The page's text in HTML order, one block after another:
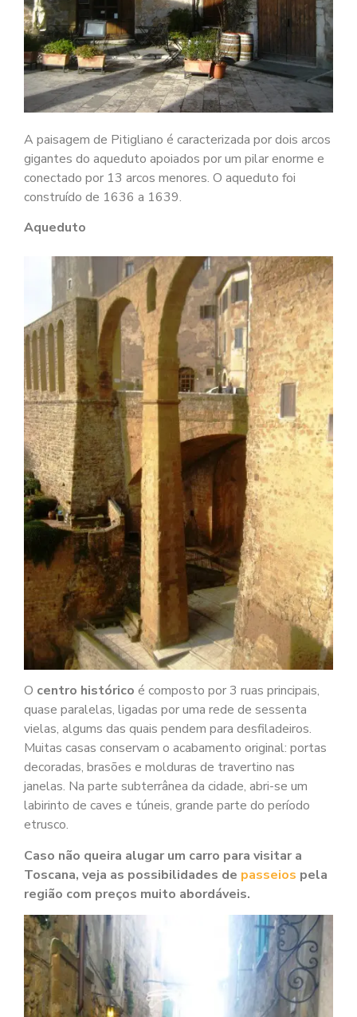
A paisagem de Pitigliano é caracterizada por dois arcos
gigantes do aqueduto apoiados por um pilar enorme e
conectado por 13 arcos menores. O aqueduto foi
construído de 1636 a 1639.
Aqueduto
O centro histórico é composto por 3 ruas principais,
quase paralelas, ligadas por uma rede de sessenta
vielas, algums das quais pendem para desfiladeiros.
Muitas casas conservam o acabamento original: portas
decoradas, brasões e molduras de travertino nas
janelas. Na parte subterrânea da cidade, abri-se um
labirinto de caves e túneis, grande parte do período
etrusco.
Caso não queira alugar um carro para visitar a
Toscana, veja as possibilidades de passeios pela
região com preços muito abordáveis.